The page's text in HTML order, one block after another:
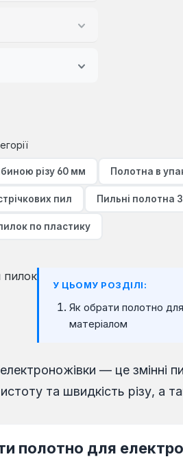
різу 60 мм Полотна в
пил Пильні полотна
по пластику
У ЦЬОМУ РОЗДІЛІ:
Як обрати полотно
матеріалом
— це змінні
та швидкість різу, а
полотно для